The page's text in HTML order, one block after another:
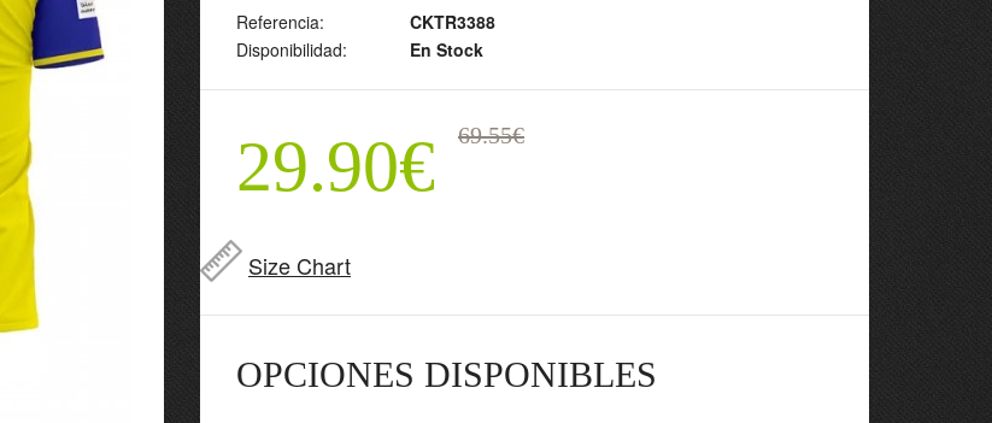
Referencia:
CKTR3388
Disponibilidad:
En Stock
29.90€ 69.55€
Size Chart
OPCIONES DISPONIBLES